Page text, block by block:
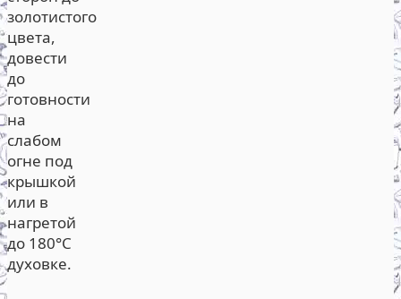
золотистого
цвета,
довести
до
готовности
на
слабом
огне под
крышкой
или в
нагретой
до 180°С
духовке.